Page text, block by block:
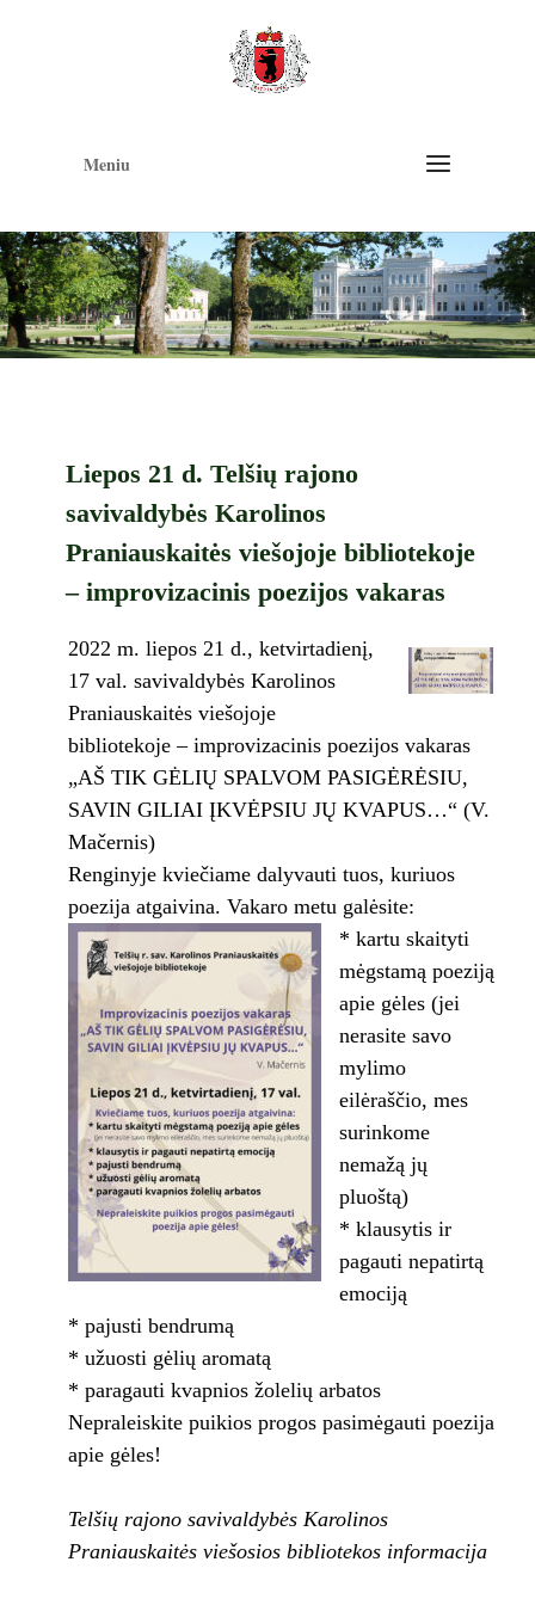
Meniu
Liepos 21 d. Telšių rajono
savivaldybės Karolinos
Praniauskaitės viešojoje bibliotekoje
– improvizacinis poezijos vakaras
2022 m. liepos 21 d., ketvirtadienį,
17 val. savivaldybės Karolinos
Praniauskaitės viešojoje
bibliotekoje – improvizacinis poezijos vakaras
„AŠ TIK GĖLIŲ SPALVOM PASIGĖRĖSIU,
SAVIN GILIAI ĮKVĖPSIU JŲ KVAPUS…“ (V.
Mačernis)
Renginyje kviečiame dalyvauti tuos, kuriuos
poezija atgaivina. Vakaro metu galėsite:
* kartu skaityti
mėgstamą poeziją
apie gėles (jei
nerasite savo
mylimo
eilėraščio, mes
surinkome
nemažą jų
pluoštą)
* klausytis ir
pagauti nepatirtą
emociją
* pajusti bendrumą
* užuosti gėlių aromatą
* paragauti kvapnios žolelių arbatos
Nepraleiskite puikios progos pasimėgauti poezija
apie gėles!
Telšių rajono savivaldybės Karolinos
Praniauskaitės viešosios bibliotekos informacija